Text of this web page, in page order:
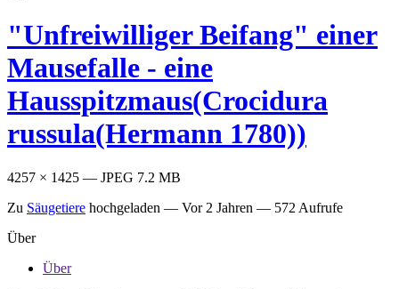
"Unfreiwilliger Beifang" einer
Mausefalle - eine
Hausspitzmaus(Crocidura
russula(Hermann 1780))
4257 × 1425 — JPEG 7.2 MB
Zu Säugetiere hochgeladen — Vor 2 Jahren — 572 Aufrufe
Über
Über